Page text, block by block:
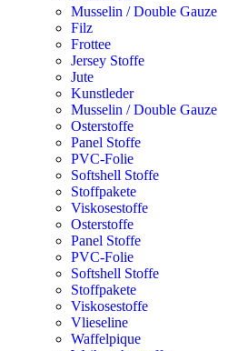
Musselin / Double Gauze
Filz
Frottee
Jersey Stoffe
Jute
Kunstleder
Musselin / Double Gauze
Osterstoffe
Panel Stoffe
PVC-Folie
Softshell Stoffe
Stoffpakete
Viskosestoffe
Osterstoffe
Panel Stoffe
PVC-Folie
Softshell Stoffe
Stoffpakete
Viskosestoffe
Vlieseline
Waffelpique